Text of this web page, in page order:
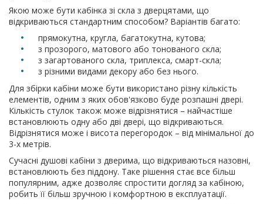
Якою може бути кабінка зі скла з дверцятами, що
відкриваються стандартним способом? Варіантів багато:
прямокутна, кругла, багатокутна, кутова;
з прозорого, матового або тонованого скла;
з загартованого скла, триплекса, смарт-скла;
з різними видами декору або без нього.
Для збірки кабіни може бути використано різну кількість
елементів, одним з яких обов'язково буде розпашні двері.
Кількість стулок також може відрізнятися – найчастіше
встановлюють одну або дві двері, що відкриваються.
Відрізнятися може і висота перегородок – від мінімальної до
3-х метрів.
Сучасні душові кабіни з дверима, що відкриваються назовні,
встановлюють без піддону. Таке рішення стає все більш
популярним, адже дозволяє спростити догляд за кабіною,
робить її більш зручною і комфортною в експлуатації.